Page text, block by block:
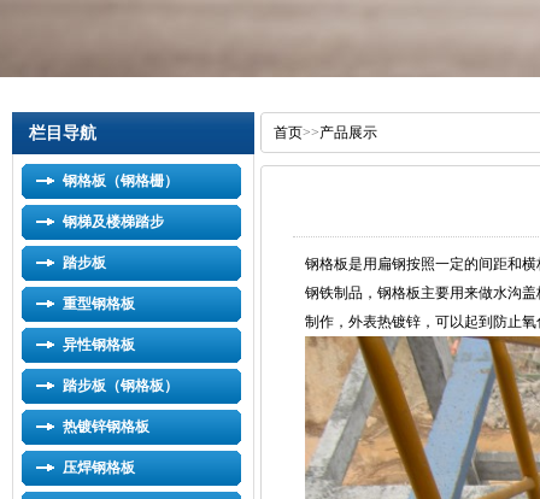
栏目导航
钢格板（钢格栅）
钢梯及楼梯踏步
踏步板
重型钢格板
异性钢格板
踏步板（钢格板）
热镀锌钢格板
压焊钢格板
首页>>产品展示
钢格板是用扁钢按照一定的间距和
钢铁制品，钢格板主要用来做水沟
制作，外表热镀锌，可以起到防止